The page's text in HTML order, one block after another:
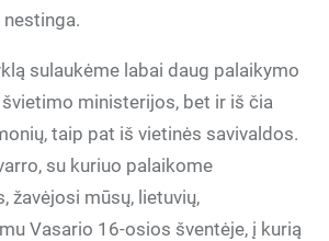
sulaukėme labai daug palaikymo
ministerijos, bet ir iš čia
taip pat iš vietinės savivaldos.
su kuriuo palaikome
žavėjosi mūsų, lietuvių,
Vasario 16-osios šventėje, į kurią